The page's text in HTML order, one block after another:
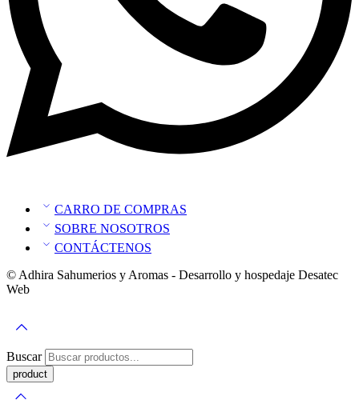
CARRO DE COMPRAS
SOBRE NOSOTROS
CONTÁCTENOS
© Adhira Sahumerios y Aromas - Desarrollo y hospedaje Desatec
Web
Buscar